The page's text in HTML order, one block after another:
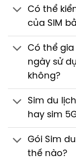
Có thể
của SIM
Có thể
ngày sử
không?
Sim du
hay sim
Gói Sim
thế nào?